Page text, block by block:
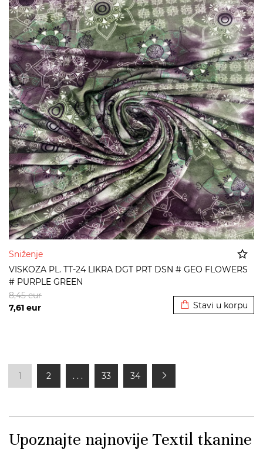
Sniženje
VISKOZA PL. TT-24 LIKRA DGT PRT DSN # GEO FLOWERS
# PURPLE GREEN
7,61 eur
8,45eur
Stavi u korpu
1 2 . . . 33 34
Upoznajte najnovije Textil tkanine